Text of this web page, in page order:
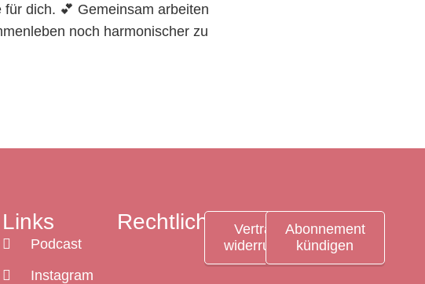
dich. 💕 Gemeinsam arbeiten
noch harmonischer zu
Links
Podcast
Instagram
Rechtliches
Vertrag
widerrufen
Abonnement
kündigen